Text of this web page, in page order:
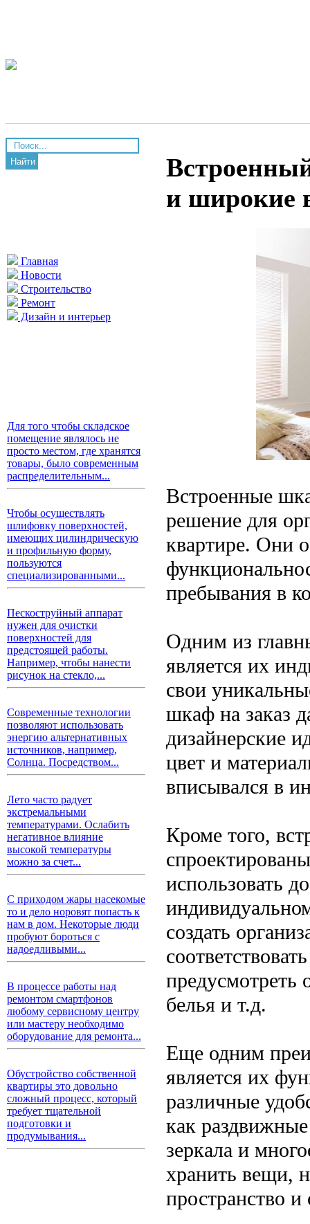
Найти
Главная
Новости
Строительство
Ремонт
Дизайн и интерьер
Для того чтобы складское
помещение являлось не
просто местом, где хранятся
товары, было современным
распределительным...
Чтобы осуществлять
шлифовку поверхностей,
имеющих цилиндрическую
и профильную форму,
пользуются
специализированными...
Пескоструйный аппарат
нужен для очистки
поверхностей для
предстоящей работы.
Например, чтобы нанести
рисунок на стекло,...
Современные технологии
позволяют использовать
энергию альтернативных
источников, например,
Солнца. Посредством...
Лето часто радует
экстремальными
температурами. Ослабить
негативное влияние
высокой температуры
можно за счет...
С приходом жары насекомые
то и дело норовят попасть к
нам в дом. Некоторые люди
пробуют бороться с
надоедливыми...
В процессе работы над
ремонтом смартфонов
любому сервисному центру
или мастеру необходимо
оборудование для ремонта...
Обустройство собственной
квартиры это довольно
сложный процесс, который
требует тщательной
подготовки и
продумывания...
и широкие
Встроенные
решение для
квартире. Они
пребывания в
Одним из
является их
свои
шкаф на заказ
дизайнерские
цвет и
вписывался в
Кроме того,
использовать
создать
предусмотреть
белья и т.д.
Еще одним
является их
различные
как
зеркала и
хранить вещи,
пространство